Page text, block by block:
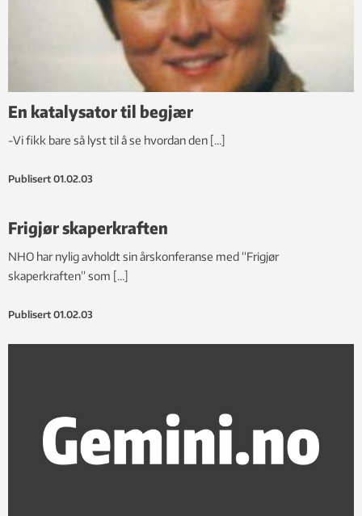
En katalysator til begjær
-Vi fikk bare så lyst til å se hvordan den […]
Publisert 01.02.03
Frigjør skaperkraften
NHO har nylig avholdt sin årskonferanse med “Frigjør
skaperkraften” som […]
Publisert 01.02.03